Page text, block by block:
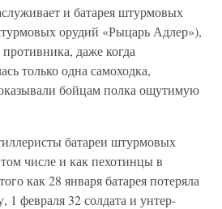
и батарея штурмовых
орудий «Рыцарь Адлер»),
даже когда
только одна самоходка,
бойцам полка ощутимую
батареи штурмовых
числе и как пехотинцы в
как 28 января батарея потеряла
февраля 32 солдата и унтер-